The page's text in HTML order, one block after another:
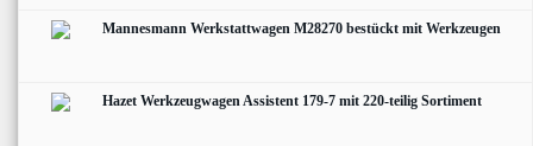
Mannesmann Werkstattwagen M28270 bestückt mit Werkzeugen
Hazet Werkzeugwagen Assistent 179-7 mit 220-teilig Sortiment